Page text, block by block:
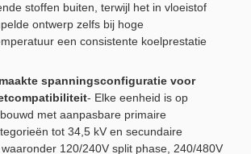
stoffen buiten, terwijl het in vloeistof
ontwerp zelfs bij hoge
een consistente koelprestatie
spanningsconfiguratie voor
- Elke eenheid is op
met aanpasbare primaire
tot 34,5 kV en secundaire
120/240V split phase, 240/480V